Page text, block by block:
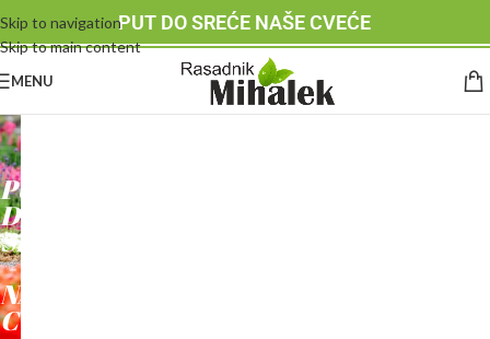
Skip to navigation
Skip to main content
PUT DO SREĆE NAŠE CVEĆE
MENU
RASADNIK
MIHALEK
PUT
DO
SREĆE
-
NAŠE
CVEĆE